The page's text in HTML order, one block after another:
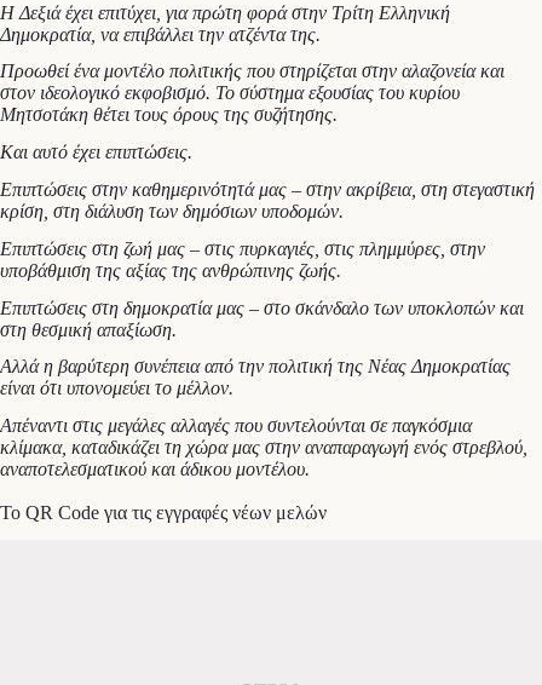
Η Δεξιά έχει επιτύχει, για πρώτη φορά στην Τρίτη Ελληνική
Δημοκρατία, να επιβάλλει την ατζέντα της.
Προωθεί ένα μοντέλο πολιτικής που στηρίζεται στην αλαζονεία και
στον ιδεολογικό εκφοβισμό. Το σύστημα εξουσίας του κυρίου
Μητσοτάκη θέτει τους όρους της συζήτησης.
Και αυτό έχει επιπτώσεις.
Επιπτώσεις στην καθημερινότητά μας – στην ακρίβεια, στη στεγαστική
κρίση, στη διάλυση των δημόσιων υποδομών.
Επιπτώσεις στη ζωή μας – στις πυρκαγιές, στις πλημμύρες, στην
υποβάθμιση της αξίας της ανθρώπινης ζωής.
Επιπτώσεις στη δημοκρατία μας – στο σκάνδαλο των υποκλοπών και
στη θεσμική απαξίωση.
Αλλά η βαρύτερη συνέπεια από την πολιτική της Νέας Δημοκρατίας
είναι ότι υπονομεύει το μέλλον.
Απέναντι στις μεγάλες αλλαγές που συντελούνται σε παγκόσμια
κλίμακα, καταδικάζει τη χώρα μας στην αναπαραγωγή ενός στρεβλού,
αναποτελεσματικού και άδικου μοντέλου.
To QR Code για τις εγγραφές νέων μελών